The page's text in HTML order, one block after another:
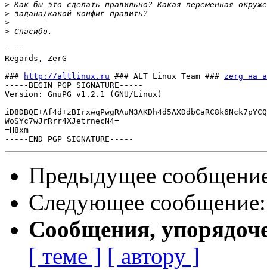
>
>
>
>
- --
Regards, ZerG
###
http://altlinux.ru ### ALT Linux Team ### zerg на
-----BEGIN PGP SIGNATURE-----
Version: GnuPG v1.2.1 (GNU/Linux)
WoSYc7wJrRrr4XJetrnecN4=
=H8xm
Предыдущее
Следующее
Сообщения,
[ теме ] [ автору ]